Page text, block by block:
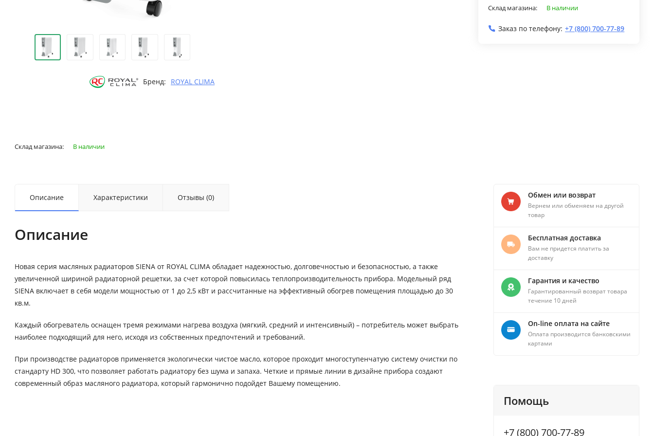
Бренд: ROYAL CLIMA
Склад магазина: В наличии
Заказ по телефону: +7 (800) 700-77-89
Склад магазина: В наличии
Описание Характеристики Отзывы (0)
Описание
Новая серия масляных радиаторов SIENA от ROYAL CLIMA обладает надежностью, долговечностью и безопасностью, а также
увеличенной шириной радиаторной решетки, за счет которой повысилась теплопроизводительность прибора. Модельный ряд
SIENA включает в себя модели мощностью от 1 до 2,5 кВт и рассчитанные на эффективный обогрев помещения площадью до 30
кв.м.
Каждый обогреватель оснащен тремя режимами нагрева воздуха (мягкий, средний и интенсивный) – потребитель может выбрать
наиболее подходящий для него, исходя из собственных предпочтений и требований.
При производстве радиаторов применяется экологически чистое масло, которое проходит многоступенчатую систему очистки по
стандарту HD 300, что позволяет работать радиатору без шума и запаха. Четкие и прямые линии в дизайне прибора создают
современный образ масляного радиатора, который гармонично подойдет Вашему помещению.
Обмен или возврат
Вернем или обменяем на другой
товар
Бесплатная доставка
Вам не придется платить за
доставку
Гарантия и качество
Гарантированный возврат товара
течение 10 дней
On-line оплата на сайте
Оплата производится банковскими
картами
Помощь
+7 (800) 700-77-89